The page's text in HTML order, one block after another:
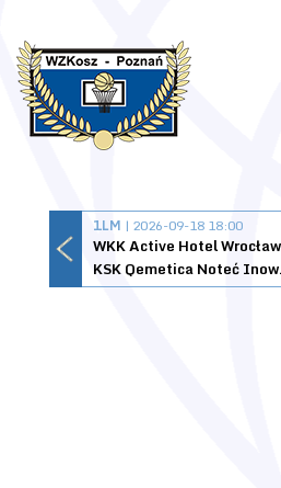
1LM | 2026-09-18 18:00
WKK Active Hotel Wrocław